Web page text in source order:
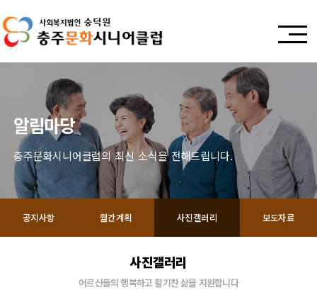
알림마당
충주문화시니어클럽의 최신 소식을 전해드립니다.
공지사항 월간계획 사진갤러리 보도자료
사진갤러리
어르신들의 행복하고 활기찬 삶을 지원합니다